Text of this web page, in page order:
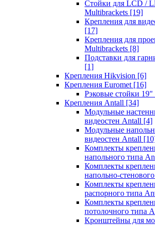
Стойки для LCD /
Multibrackets [19]
Крепления для
[17]
Крепления для
Multibrackets [8]
Подставки для
[1]
Крепления Hikvision [6]
Крепления Euromet [16]
Рэковые стойки 19"
Крепления Antall [34]
Модульные
видеостен Antall [4]
Модульные
видеостен Antall
Комплекты
напольного типа
Комплекты
напольно-
Комплекты
распорного типа
Комплекты
потолочного типа
Кронштейны для